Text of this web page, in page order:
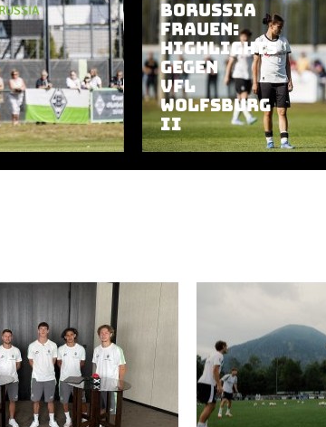
BORUSSIA
FRAUEN:
HIGHLIGHTS
GEGEN
VFL
WOLFSBURG
II